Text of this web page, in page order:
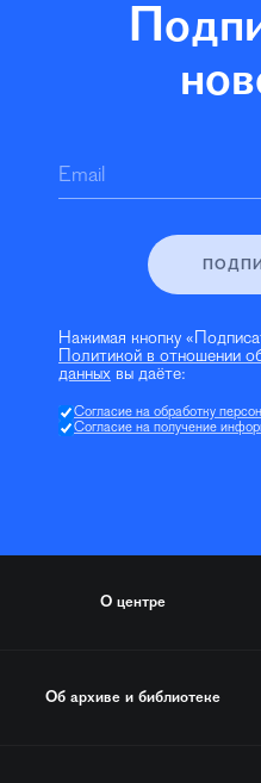
Email
Нажимая кнопку
Политикой в отношении
данных вы даёте:
Согласие на обработку
Согласие на получение
О центре
Об архиве и библиотеке